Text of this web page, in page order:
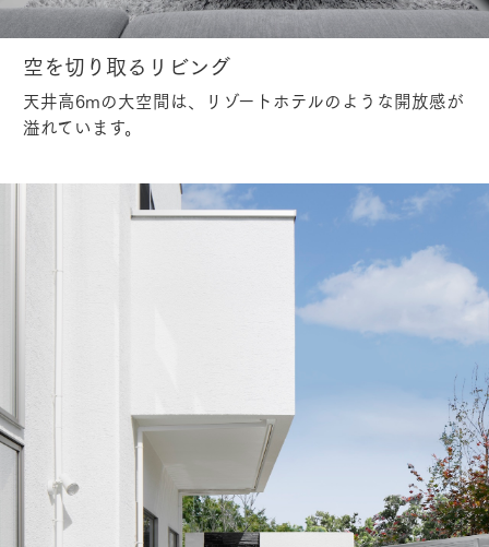
空を切り取るリビング
天井高6mの大空間は、リゾートホテルのような開放感が
溢れています。